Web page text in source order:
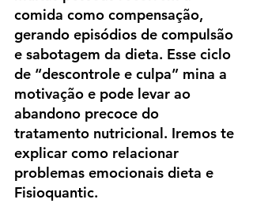
comida como compensação,
gerando episódios de compulsão
e sabotagem da dieta. Esse ciclo
de “descontrole e culpa” mina a
motivação e pode levar ao
abandono precoce do
tratamento nutricional. Iremos te
explicar como relacionar
problemas emocionais dieta e
Fisioquantic.